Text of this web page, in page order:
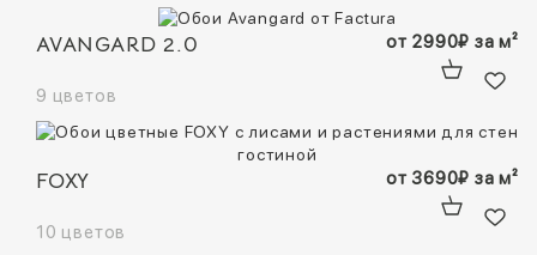
AVANGARD 2.0
9 цветов
от 2990₽ за м²
FOXY
10 цветов
от 3690₽ за м²